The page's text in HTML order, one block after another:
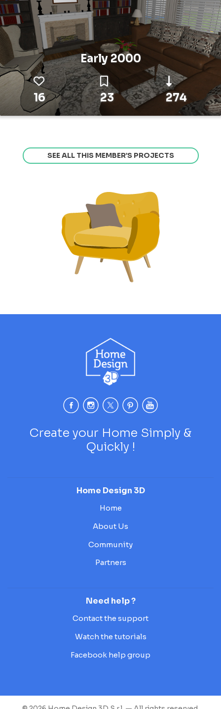
Early 2000
16 23 274
SEE ALL THIS MEMBER’S PROJECTS
Create your Home Simply &
Quickly !
Home Design 3D
Home
About Us
Community
Partners
Need help ?
Contact the support
Watch the tutorials
Facebook help group